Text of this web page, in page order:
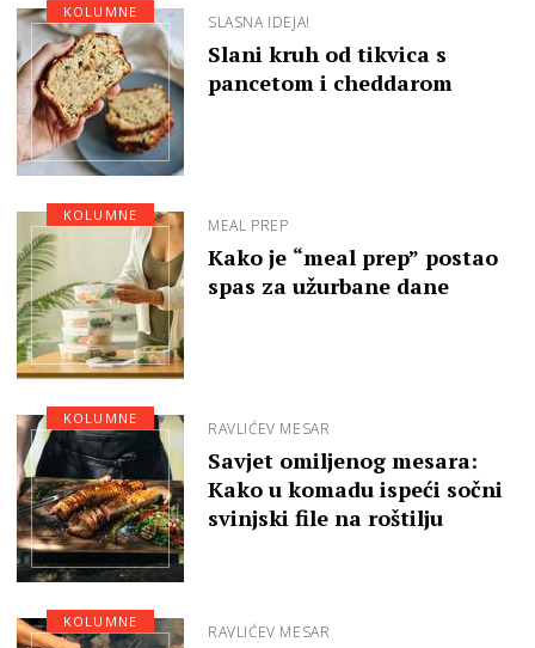
SLASNA IDEJA!
Slani kruh od tikvica s
pancetom i cheddarom
KOLUMNE
MEAL PREP
Kako je “meal prep” postao
spas za užurbane dane
KOLUMNE
RAVLIĆEV MESAR
Savjet omiljenog mesara:
Kako u komadu ispeći sočni
svinjski file na roštilju
KOLUMNE
RAVLIĆEV MESAR
KOLUMNE